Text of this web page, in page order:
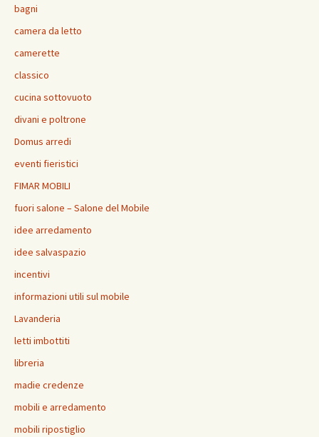
bagni
camera da letto
camerette
classico
cucina sottovuoto
divani e poltrone
Domus arredi
eventi fieristici
FIMAR MOBILI
fuori salone – Salone del Mobile
idee arredamento
idee salvaspazio
incentivi
informazioni utili sul mobile
Lavanderia
letti imbottiti
libreria
madie credenze
mobili e arredamento
mobili ripostiglio